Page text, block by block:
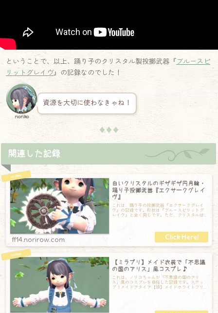
ということで、以上、踊り子のクリスタル製投擲武器『ブルースピ
リットグレイヴ』の記録なのでした！
noriko
資源を大切に使わなきゃね！
♦♦♦
関連した記録
白いクリスタルのギザギザ円月輪・
踊り子投擲武器『エクサークグレイ
ヴ』
これは、踊り子の投擲武器『エクサークグレイ
ヴ』の記録です。形状は『ブルースピリットグ
レイヴ』と全く同じです。ただ、クリスタルは
ff14.norirow.com
【ミラプリ】メイド衣装で「不思議
の国のアリス」風コスプレ♪
これは、ノリコちゃんが「不思議の国のアリ
ス」風のコスプレを目指した記録です。ステッ
プ１メイドアタイア【頭】メイドホワイトブリ
ムEX【胴】メイドエプロンドレスEX【手】メ